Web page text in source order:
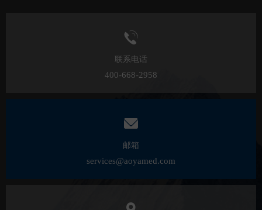
联系电话
400-668-2958
邮箱
services@aoyamed.com